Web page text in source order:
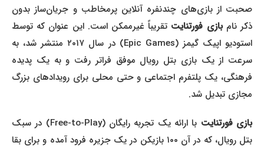
صحبت از بازی‌های چندنفره آنلاین پرمخاطب و جریان‌ساز بدون
ذکر نامبازی فورتنایتتقریباً غیرممکن است. این عنوان که توسط
استودیو اپیک گیمز (Epic Games) در سال ۲۰۱۷ منتشر شد، به
سرعت از یک بازی بتل رویال موفق فراتر رفت و به یک پدیده
فرهنگی، یک پلتفرم اجتماعی و حتی محلی برای رویدادهای بزرگ
مجازی تبدیل شد.
بازی فورتنایت
با ارائه یک تجربه رایگان (Free-to-Play) در سبک
بتل رویال، که در آن ۱۰۰ بازیکن در یک جزیره فرود آمده و برای بقا